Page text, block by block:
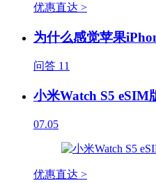
优惠直达 >
为什么感觉苹果
问答 11
小米Watch S5 eSIM
07.05
优惠直达 >